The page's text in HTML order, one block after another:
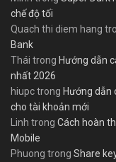
chế độ tối
Quach thi diem hang
Bank
Thái trong Hướng dẫn
nhất 2026
hiupctrong Hướng dẫn
cho tài khoản mới
Linh trong Cách hoàn
Mobile
Phuong trong Share